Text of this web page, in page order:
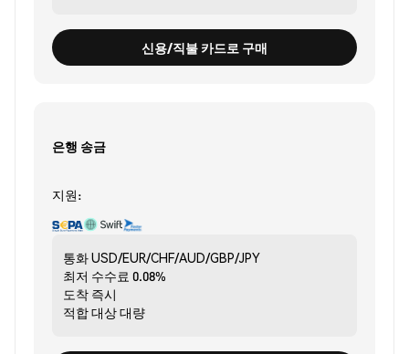
신용/직불 카드로 구매
은행 송금
지원:
통화USD/EUR/CHF/AUD/GBP/JPY
최저 수수료 0.08%
도착 즉시
적합 대상대량